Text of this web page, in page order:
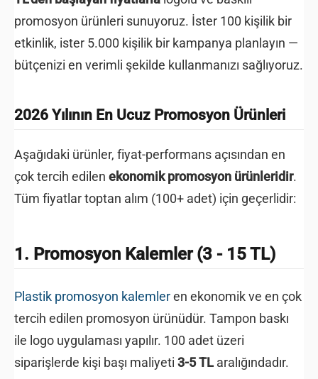
promosyon ürünleri sunuyoruz. İster 100 kişilik bir
etkinlik, ister 5.000 kişilik bir kampanya planlayın —
bütçenizi en verimli şekilde kullanmanızı sağlıyoruz.
2026 Yılının En Ucuz Promosyon Ürünleri
Aşağıdaki ürünler, fiyat-performans açısından en
çok tercih edilen ekonomik promosyon ürünleridir.
Tüm fiyatlar toptan alım (100+ adet) için geçerlidir:
1. Promosyon Kalemler (3 - 15 TL)
Plastik promosyon kalemler en ekonomik ve en çok
tercih edilen promosyon ürünüdür. Tampon baskı
ile logo uygulaması yapılır. 100 adet üzeri
siparişlerde kişi başı maliyeti 3-5 TL aralığındadır.